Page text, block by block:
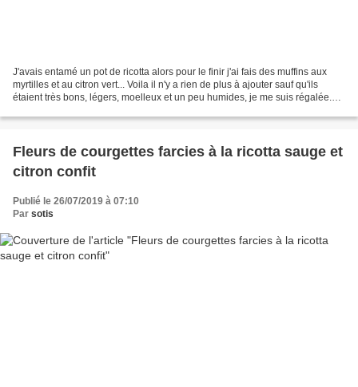
J'avais entamé un pot de ricotta alors pour le finir j'ai fais des muffins aux
myrtilles et au citron vert... Voila il n'y a rien de plus à ajouter sauf qu'ils
étaient très bons, légers, moelleux et un peu humides, je me suis régalée.
Fleurs de courgettes farcies à la ricotta sauge et
citron confit
Publié le 26/07/2019 à 07:10
Par sotis